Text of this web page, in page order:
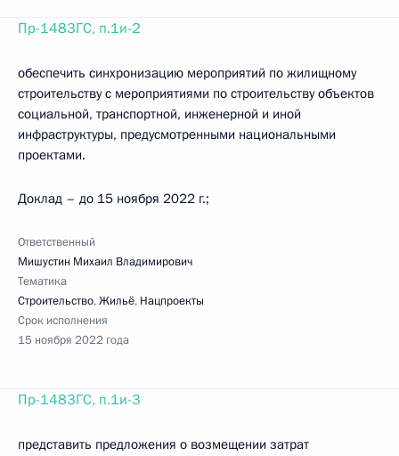
Пр-1483ГС, п.1и-2
обеспечить синхронизацию мероприятий по жилищному
строительству с мероприятиями по строительству объектов
социальной, транспортной, инженерной и иной
инфраструктуры, предусмотренными национальными
проектами.
Доклад – до 15 ноября 2022 г.;
Ответственный
Мишустин Михаил Владимирович
Тематика
Строительство,Жильё, Нацпроекты
Срок исполнения
15 ноября 2022 года
Пр-1483ГС, п.1и-3
представить предложения о возмещении затрат